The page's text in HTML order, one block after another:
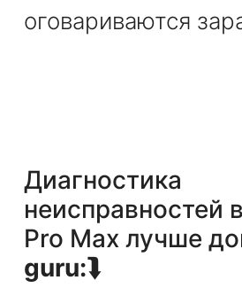
оговариваются
Диагностика
неисправностей в
Pro Max лучше
guru:⮯